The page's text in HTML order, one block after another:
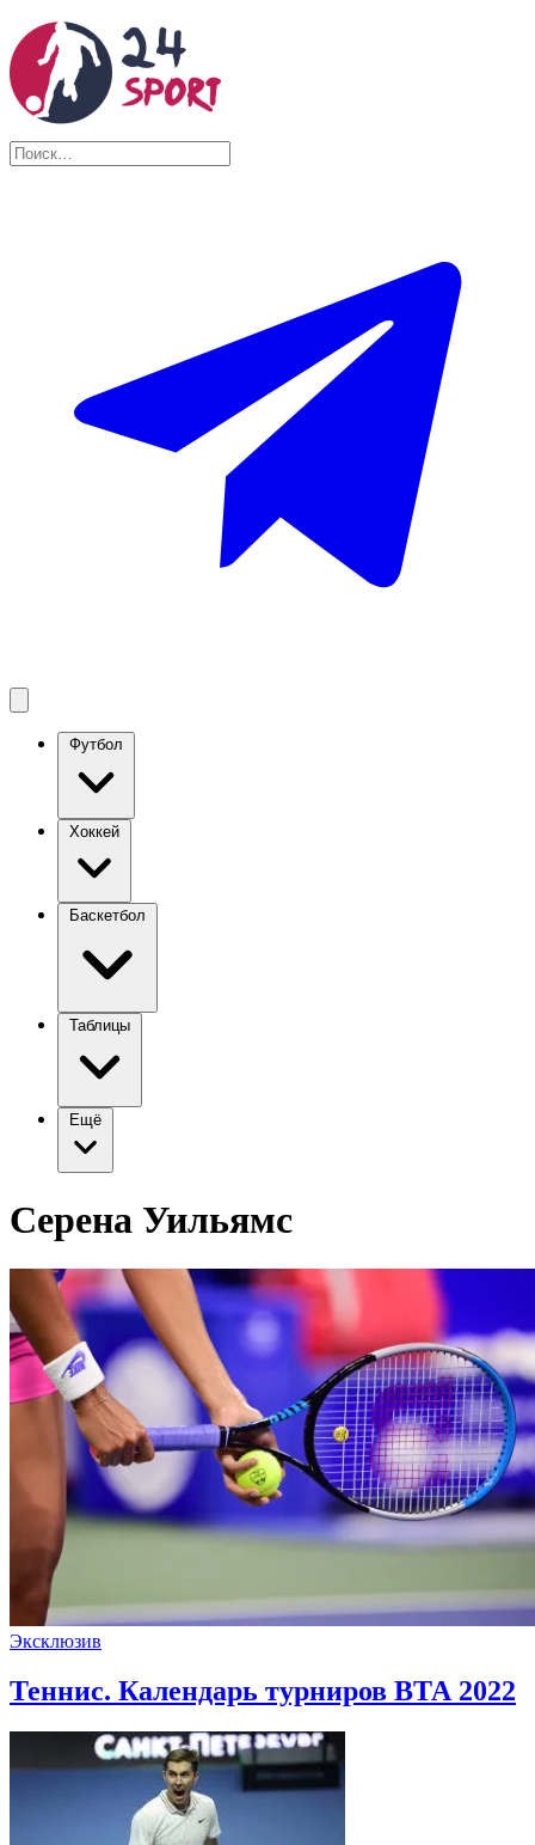
Футбол
Хоккей
Баскетбол
Таблицы
Ещё
Серена Уильямс
Эксклюзив
Теннис. Календарь турниров ВТА 2022